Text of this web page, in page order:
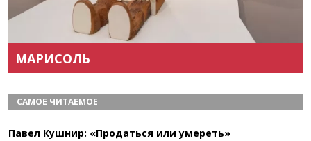
МАРИСОЛЬ
САМОЕ ЧИТАЕМОЕ
Павел Кушнир: «Продаться или умереть»